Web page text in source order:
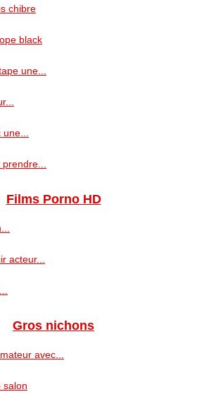
chibre
black
une...
Films Porno HD
acteur...
Gros nichons
avec...
salon